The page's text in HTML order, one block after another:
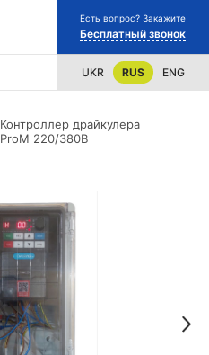
Есть вопрос? Закажите
Бесплатный звонок
UKR RUS ENG
Контроллер драйкулера
ProM 220/380В